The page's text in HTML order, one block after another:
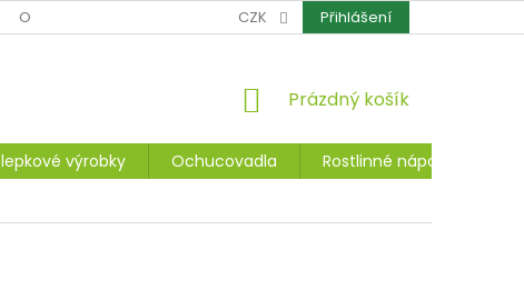
OCHRANA OSOBNÍCH ÚDAJŮ CERTIFIKÁTY
CZK Přihlášení
NÁKUPNÍ
Prázdný košík
výrobky Ochucovadla
Rostlinné nápoje, dezerty